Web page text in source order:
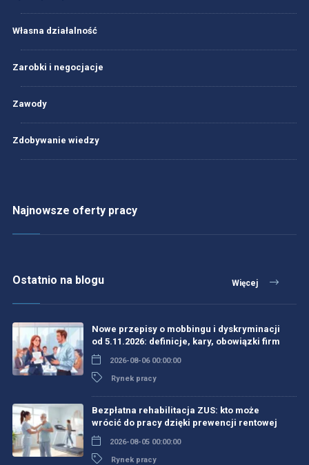
Własna działalność
Zarobki i negocjacje
Zawody
Zdobywanie wiedzy
Najnowsze oferty pracy
Ostatnio na blogu Więcej
Nowe przepisy o mobbingu i dyskryminacji
od 5.11.2026: definicje, kary, obowiązki firm
2026-08-06 00:00:00
Rynek pracy
Bezpłatna rehabilitacja ZUS: kto może
wrócić do pracy dzięki prewencji rentowej
2026-08-05 00:00:00
Rynek pracy